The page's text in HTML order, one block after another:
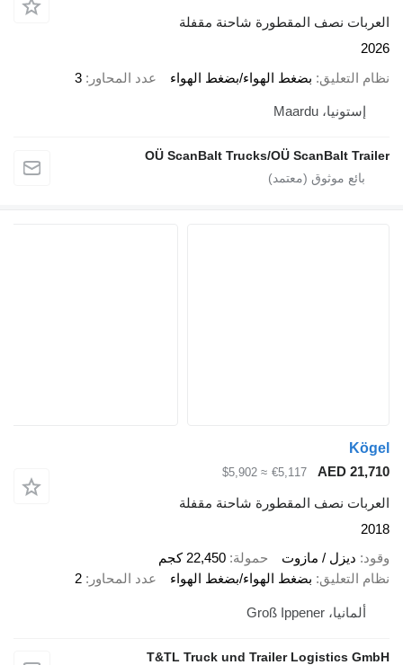
العربات نصف المقطورة شاحنة مقفلة
2026
نظام التعليق بضغط الهواء/بضغط الهواء عدد المحاور 3
إستونيا، Maardu
OÜ ScanBalt Trucks/OÜ ScanBalt Trailer
Kögel
AED 21,710
€5,117
≈ $5,902
العربات نصف المقطورة شاحنة مقفلة
2018
وقود ديزل / مازوت حمولة 22,450 كجم
نظام التعليق بضغط الهواء/بضغط الهواء عدد المحاور 2
ألمانيا، Groß Ippener
T&TL Truck und Trailer Logistics GmbH